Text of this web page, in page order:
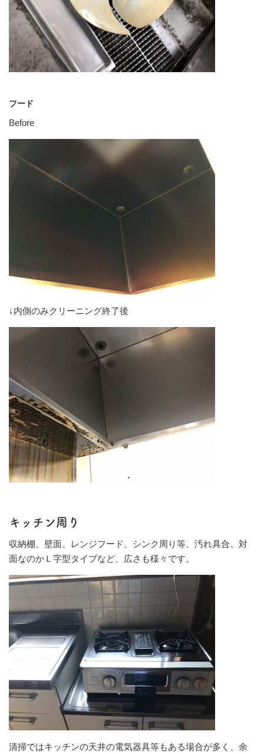
フード
Before
↓内側のみクリーニング終了後
キッチン周り
収納棚、壁面、レンジフード、シンク周り等、汚れ具合、対
面なのかＬ字型タイプなど、広さも様々です。
清掃ではキッチンの天井の電気器具等もある場合が多く、余